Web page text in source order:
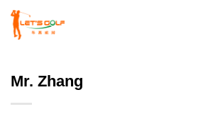
content
Mr. Zhang